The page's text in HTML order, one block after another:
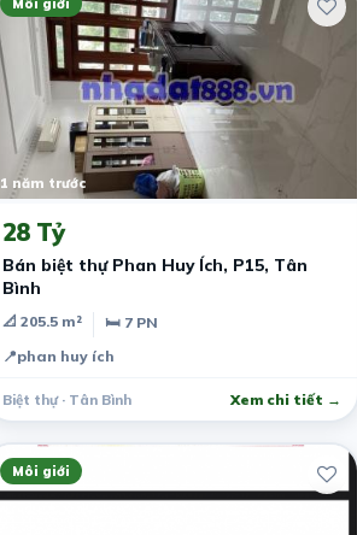
Môi giới
1 năm trước
28 Tỷ
Bán biệt thự Phan Huy Ích, P15, Tân
Bình
📐 205.5 m²
🛏 7 PN
📍phan huy ích
Biệt thự · Tân Bình Xem chi tiết →
Môi giới